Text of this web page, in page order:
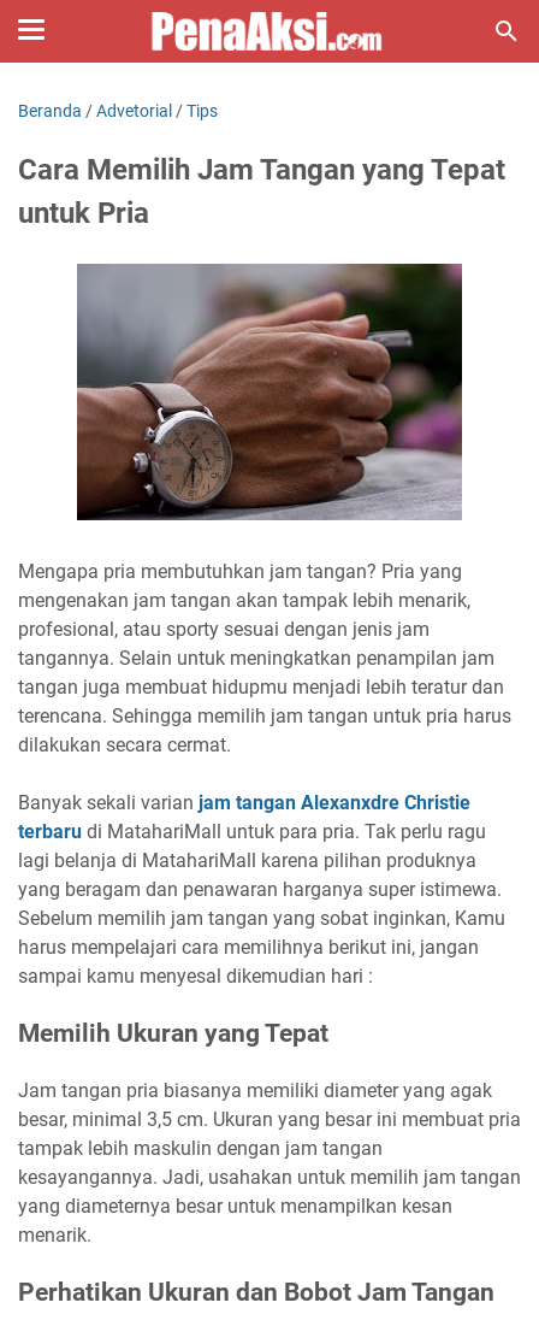
Beranda /Advetorial /Tips
Cara Memilih Jam Tangan yang Tepat
untuk Pria
Mengapa pria membutuhkan jam tangan? Pria yang
mengenakan jam tangan akan tampak lebih menarik,
profesional, atau sporty sesuai dengan jenis jam
tangannya. Selain untuk meningkatkan penampilan jam
tangan juga membuat hidupmu menjadi lebih teratur dan
terencana. Sehingga memilih jam tangan untuk pria harus
dilakukan secara cermat.
Banyak sekali varian jam tangan Alexanxdre Christie
terbaru di MatahariMall untuk para pria. Tak perlu ragu
lagi belanja di MatahariMall karena pilihan produknya
yang beragam dan penawaran harganya super istimewa.
Sebelum memilih jam tangan yang sobat inginkan, Kamu
harus mempelajari cara memilihnya berikut ini, jangan
sampai kamu menyesal dikemudian hari :
Memilih Ukuran yang Tepat
Jam tangan pria biasanya memiliki diameter yang agak
besar, minimal 3,5 cm. Ukuran yang besar ini membuat pria
tampak lebih maskulin dengan jam tangan
kesayangannya. Jadi, usahakan untuk memilih jam tangan
yang diameternya besar untuk menampilkan kesan
menarik.
Perhatikan Ukuran dan Bobot Jam Tangan